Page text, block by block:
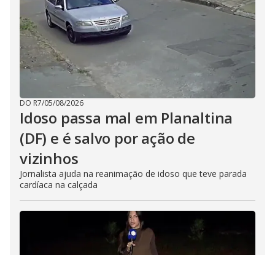
DO R7/05/08/2026
Idoso passa mal em Planaltina
(DF) e é salvo por ação de
vizinhos
Jornalista ajuda na reanimação de idoso que teve parada
cardíaca na calçada